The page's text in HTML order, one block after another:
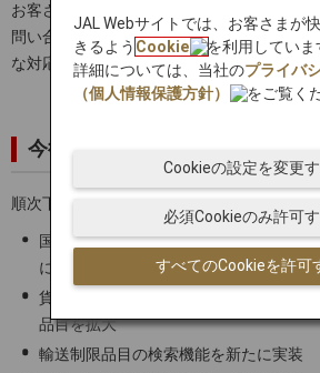
お客さまのサポートツールとしてチャット
問い合わせフォームを導入し、お客さまの
な対応を実現しました。
今後の更なる展開
順次下記のような更新を予定しております。
国際線スケジュールの便検索や運航イ
に関する機能を拡充
貨物輸送状況のリアルタイムメール配
品目を拡大
輸送制限品目の検索機能を新たに実装
JAL Webサイトでは、お客さまが
きるよう Cookie
を利用していま
詳細については、当社のプライバ
（個人情報保護方針）
をご覧く
すべてのCookieを許可
必須Cookieのみ許可
Cookieの設定を変更